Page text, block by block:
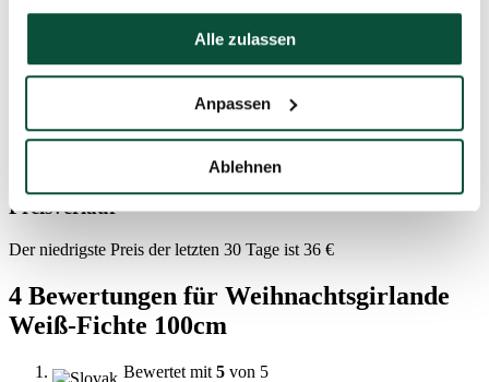
gesammelt haben.
Alle zulassen
Anpassen
Ablehnen
Prozentualer Anteil 3D/PVC 0/100
Paket 1 110x15x10
Preisverlauf
Der niedrigste Preis der letzten 30 Tage ist 36 €
4 Bewertungen für Weihnachtsgirlande
Weiß-Fichte 100cm
Bewertet mit 5 von 5